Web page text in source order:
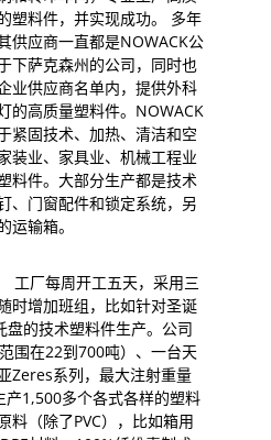
塑料件，并实现成功。 多年
供应商一直都是NOWACK公
下萨克森州的公司，同时也
业供应商名单内，提供外科
的高质量塑料件。NOWACK
紧固技术、加热、清洁和空
装业、家具业、机械工程业
料件。大部分生产都是技术
、门窗配件和锁定系统，另
运输箱。
工厂每周开工五天，采用三
时增加班组，比如针对圣诞
的技术塑料件生产。公司
围在22到700吨）、一台天
Zeres系列，最大注射重量
1,500多个各式各样的塑料
料（除了PVC），比如箱用